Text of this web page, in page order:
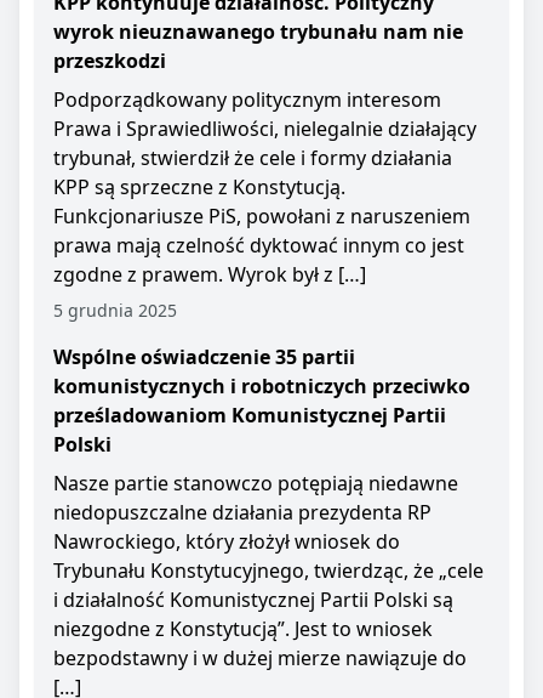
wyrok nieuznawanego trybunału nam nie
przeszkodzi
Podporządkowany politycznym interesom
Prawa i Sprawiedliwości, nielegalnie działający
trybunał, stwierdził że cele i formy działania
KPP są sprzeczne z Konstytucją.
Funkcjonariusze PiS, powołani z naruszeniem
prawa mają czelność dyktować innym co jest
zgodne z prawem. Wyrok był z […]
5 grudnia 2025
Wspólne oświadczenie 35 partii
komunistycznych i robotniczych przeciwko
prześladowaniom Komunistycznej Partii
Polski
Nasze partie stanowczo potępiają niedawne
niedopuszczalne działania prezydenta RP
Nawrockiego, który złożył wniosek do
Trybunału Konstytucyjnego, twierdząc, że „cele
i działalność Komunistycznej Partii Polski są
niezgodne z Konstytucją”. Jest to wniosek
bezpodstawny i w dużej mierze nawiązuje do
[…]